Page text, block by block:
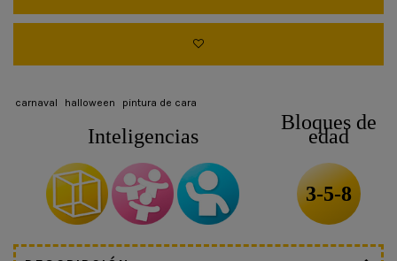
carnaval halloween pintura de cara
Inteligencias
Bloques de
edad
3-5-8